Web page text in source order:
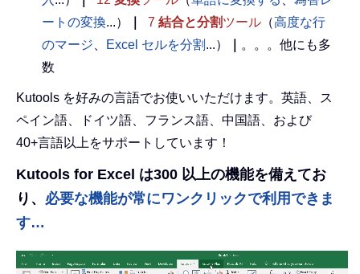
ートの変換...） 7 結合と分割ツール （高度な行
のマージ、 Excel セルを分割 ...）
。。。他にも多
数
Kutools を好みの言語でお使いいただけます。英語、ス
ペイン語、ドイツ語、フランス語、中国語、および
40+言語以上をサポートしています！
Kutools for Excel は300 以上の機能を備えてお
り、 必要な機能が常にワンクリックで利用できま
す…